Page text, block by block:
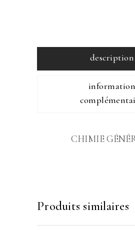
description
information
CHIMIE
Produits similaires